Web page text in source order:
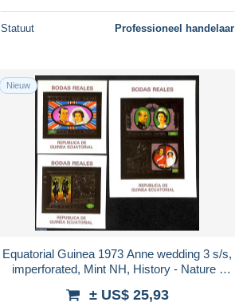
Statuut Professioneel handelaar
Nieuw
Equatorial Guinea 1973 Anne wedding 3 s/s,
imperforated, Mint NH, History - Nature -
± US$ 25,93